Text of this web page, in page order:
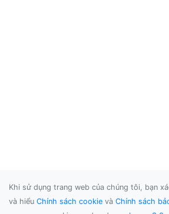
Khi sử dụng trang web của chúng tôi, bạn
và hiểu Chính sách cookie và Chính sách